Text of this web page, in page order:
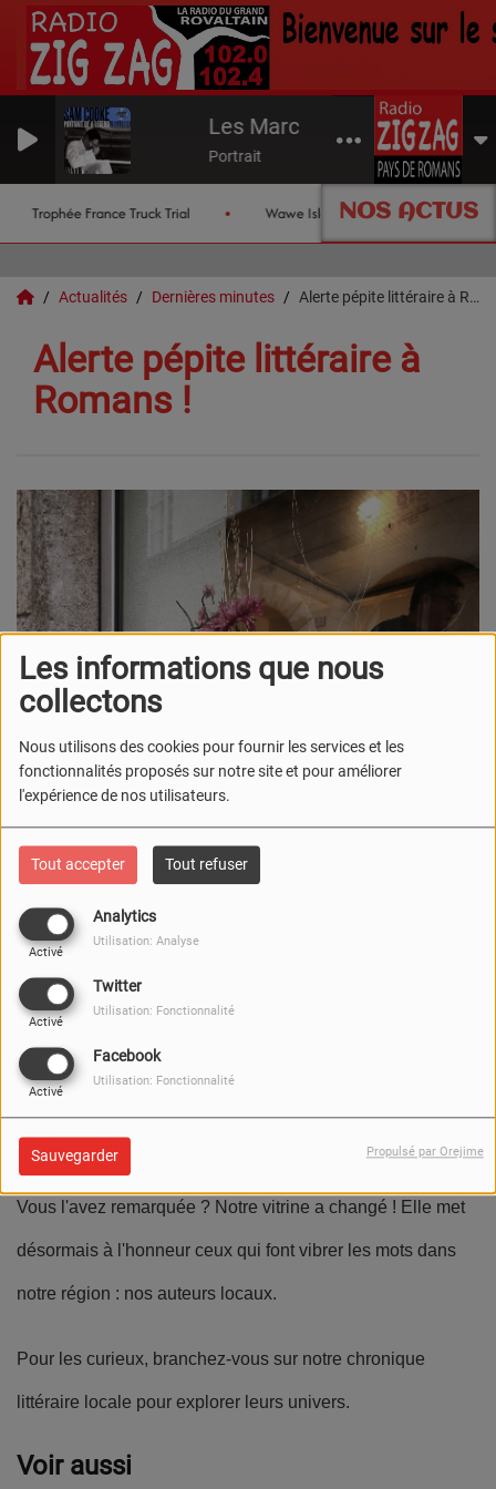
Les informations que nous
collectons
Nous utilisons des cookies pour fournir les services et les
fonctionnalités proposés sur notre site et pour améliorer
l'expérience de nos utilisateurs.
Tout accepter Tout refuser
Analytics
Activé
Utilisation: Analyse
Twitter
Activé
Utilisation: Fonctionnalité
Facebook
Activé
Utilisation: Fonctionnalité
Sauvegarder Propulsé par Orejime
Les Marchés de Valence
Portrait
NOS ACTUS
Trophée France Truck Trial Wawe Island Les
Actualités Dernières minutes Alerte pépite littéraire à Romans !
Alerte pépite littéraire à
Romans !
Vous l'avez remarquée ? Notre vitrine a changé ! Elle met
désormais à l'honneur ceux qui font vibrer les mots dans
notre région : nos auteurs locaux.
Pour les curieux, branchez-vous sur notre chronique
littéraire locale pour explorer leurs univers.
Voir aussi